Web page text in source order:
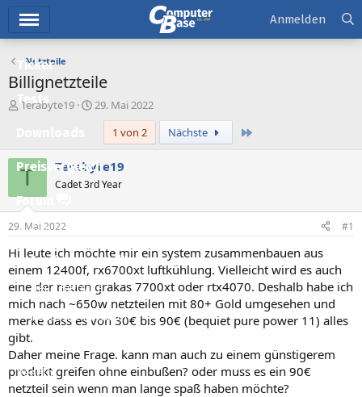
Ticker
Tests
Preisvergleich
Forum
Aktuelles
Empfohlene Inhalte
Neue Beiträge
Neueste Aktivitäten
Leserartikel
Regeln
Anmelden
Netzteile
Billignetzteile
E
e
e
Terabyte19
E
e
l
l
m
29. Mai 2022
1 von 2
Nächste
T Terabyte19
Cadet 3rd Year
29. Mai 2022 #1
Hi leute ich möchte mir ein system zusammenbauen aus
einem 12400f, rx6700xt luftkühlung. Vielleicht wird es auch
eine der neuen grakas 7700xt oder rtx4070. Deshalb habe ich
mich nach ~650w netzteilen mit 80+ Gold umgesehen und
merke dass es von 30€ bis 90€ (bequiet pure power 11) alles
gibt.
Daher meine Frage. kann man auch zu einem günstigerem
produkt greifen ohne einbußen? oder muss es ein 90€
netzteil sein wenn man lange spaß haben möchte?